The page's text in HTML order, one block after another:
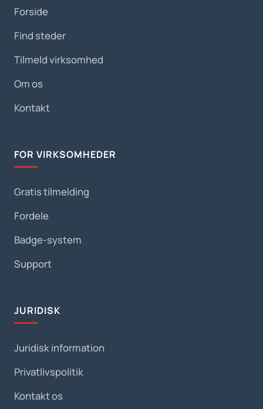
Forside
Find steder
Tilmeld virksomhed
Om os
Kontakt
FOR VIRKSOMHEDER
Gratis tilmelding
Fordele
Badge-system
Support
JURIDISK
Juridisk information
Privatlivspolitik
Kontakt os